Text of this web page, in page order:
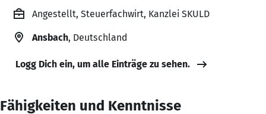
Angestellt, Steuerfachwirt, Kanzlei SKULD
Ansbach, Deutschland
Logg Dich ein, um alle Einträge zu sehen.
Fähigkeiten und Kenntnisse